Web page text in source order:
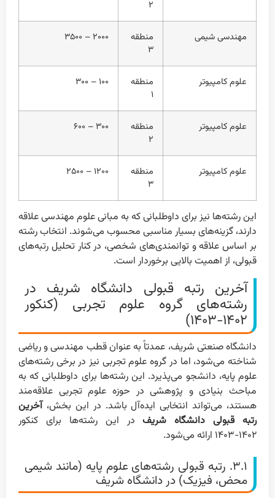
۲
مهندسی شیمی
منطقه
۳
۲۰۰۰ – ۳۵۰۰
علوم کامپیوتر
منطقه
۱
۱۰۰ – ۳۰۰
علوم کامپیوتر
منطقه
۲
۳۰۰ – ۶۰۰
علوم کامپیوتر
منطقه
۳
۱۲۰۰ – ۲۵۰۰
این رشته‌ها نیز برای داوطلبانی که به مبانی علوم مهندسی علاقه
دارند، گزینه‌های بسیار مناسبی محسوب می‌شوند. انتخاب رشته
بر اساس علاقه و توانمندی‌های شخصی، در کنار تحلیل رتبه‌های
قبولی، از اهمیت بالایی برخوردار است.
آخرین رتبه قبولی دانشگاه شریف در
رشته‌های گروه علوم تجربی (کنکور
۱۴۰۲-۱۴۰۳)
دانشگاه صنعتی شریف، عمدتاً به عنوان قطب مهندسی و ریاضی
شناخته می‌شود، اما در گروه علوم تجربی نیز در برخی رشته‌های
علوم پایه، دانشجو می‌پذیرد. این رشته‌ها برای داوطلبانی که به
مباحث بنیادی و پژوهشی در حوزه علوم تجربی علاقه‌مند
هستند، می‌تواند انتخابی ایده‌آل باشد. در این بخش،آخرین
رتبه قبولی دانشگاه شریفدر این رشته‌ها برای کنکور
۱۴۰۲-۱۴۰۳ ارائه می‌شود.
۳.۱. رتبه قبولی رشته‌های علوم پایه (مانند شیمی
محض، فیزیک) در دانشگاه شریف